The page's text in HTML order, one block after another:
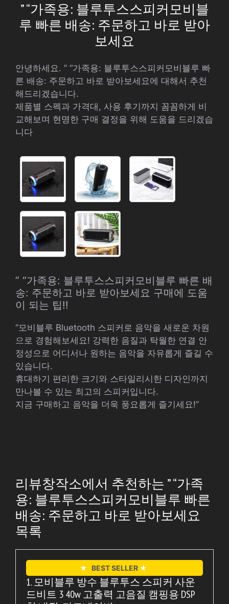
” “가족용: 블루투스스피커모비블
루 빠른 배송: 주문하고 바로 받아
보세요
안녕하세요. ” “가족용: 블루투스스피커모비블루 빠
른 배송: 주문하고 바로 받아보세요에 대해서 추천
해드리겠습니다.
제품별 스펙과 가격대, 사용 후기까지 꼼꼼하게 비
교해보며 현명한 구매 결정을 위해 도움을 드리겠습
니다
” “가족용: 블루투스스피커모비블루 빠른 배
송: 주문하고 바로 받아보세요 구매에 도움
이 되는 팁!!
“모비블루 Bluetooth 스피커로 음악을 새로운 차원
으로 경험해보세요! 강력한 음질과 탁월한 연결 안
정성으로 어디서나 원하는 음악을 자유롭게 즐길 수
있습니다.
휴대하기 편리한 크기와 스타일리시한 디자인까지
만나볼 수 있는 최고의 스피커입니다.
지금 구매하고 음악을 더욱 풍요롭게 즐기세요!”
리뷰창작소에서 추천하는 ” “가족
용: 블루투스스피커모비블루 빠른
배송: 주문하고 바로 받아보세요
목록
★ BEST SELLER ★
1. 모비블루 방수 블루투스 스피커 사운
드비트 3 40w 고출력 고음질 캠핑용 DSP